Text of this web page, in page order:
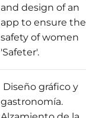
and design of an
app to ensure the
safety of women
'Safeter'.
Diseño gráfico y
gastronomía.